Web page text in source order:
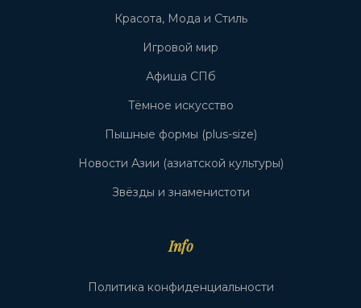
Красота, Мода и Стиль
Игровой мир
Афиша СПб
Тёмное искусство
Пышные формы (plus-size)
Новости Азии (азиатской культуры)
Звёзды и знаменистоти
Info
Политика конфиденциальности